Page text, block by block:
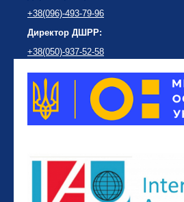
+38(096)-493-79-96
Директор ДШРР:
+38(050)-937-52-58